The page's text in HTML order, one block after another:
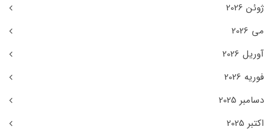
ژوئن 2026
می 2026
آوریل 2026
فوریه 2026
دسامبر 2025
اکتبر 2025